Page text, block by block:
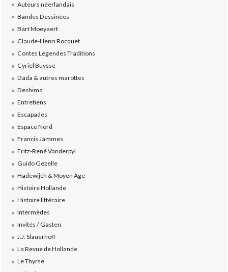
Auteurs néerlandais
Bandes Dessinées
Bart Moeyaert
Claude-Henri Rocquet
Contes Légendes Traditions
Cyriel Buysse
Dada & autres marottes
Deshima
Entretiens
Escapades
Espace Nord
Francis Jammes
Fritz-René Vanderpyl
Guido Gezelle
Hadewijch & Moyen Âge
Histoire Hollande
Histoire littéraire
Intermèdes
Invités / Gasten
J.J. Slauerhoff
La Revue de Hollande
Le Thyrse